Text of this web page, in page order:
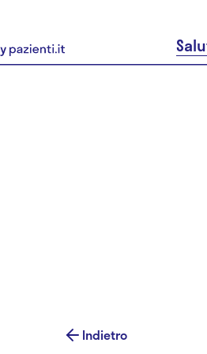
Indietro